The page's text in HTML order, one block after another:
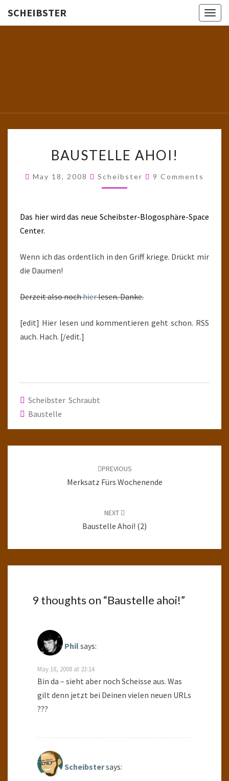
SCHEIBSTER
School!
AHOI!
BAUSTELLE AHOI!
May 18, 2008 Scheibster Comments
9 Comments
Das hier wird das neue Scheibster-Blogosphäre-Space
Center.
Wenn ich das ordentlich in den Griff kriege. Drückt mir
die Daumen!
Derzeit also nochhierlesen. Danke.
[edit] Hier lesen und kommentieren geht schon. RSS
auch. Hach. [/edit.]
Scheibster Schraubt
Baustelle
PREVIOUS
Merksatz Fürs Wochenende
NEXT
Baustelle Ahoi! (2)
9 thoughts on “Baustelle ahoi!”
Philsays:
May 18, 2008 at 23:14
Bin da – sieht aber noch Scheisse aus. Was
gilt denn jetzt bei Deinen vielen neuen URLs
???
Scheibstersays: